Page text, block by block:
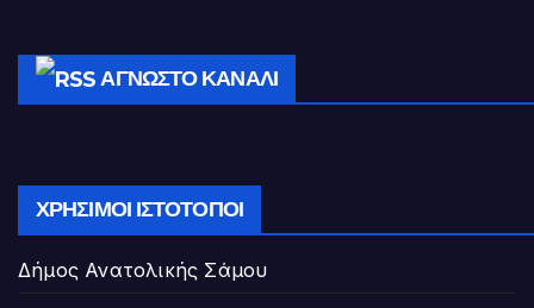
ΆΓΝΩΣΤΟ ΚΑΝΆΛΙ
ΧΡΉΣΙΜΟΙ ΙΣΤΌΤΟΠΟΙ
Δήμος Ανατολικής Σάμου